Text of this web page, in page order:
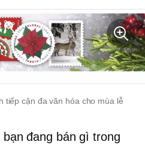
tiếp cận đa văn hóa cho mùa lễ
đang bán gì trong